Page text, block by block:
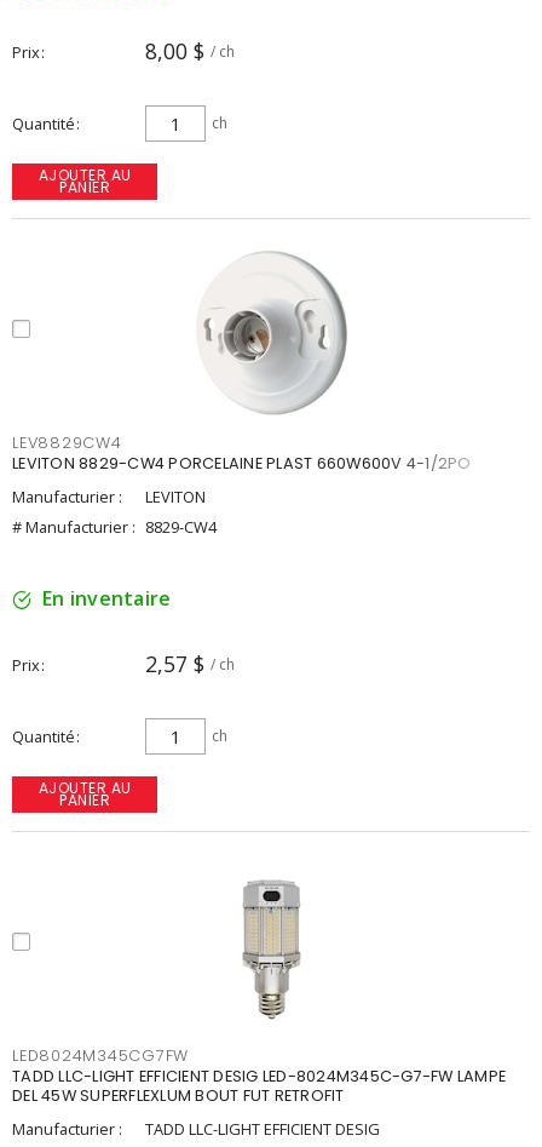
Prix 8,00 $ / ch
Quantité ch
AJOUTER AU
PANIER
LEV8829CW4
LEVITON 8829-CW4 PORCELAINE PLAST 660W600V 4-1/2PO
Manufacturier :
LEVITON
# Manufacturier : 8829-CW4
En inventaire
Prix 2,57 $ / ch
Quantité ch
AJOUTER AU
PANIER
LED8024M345CG7FW
TADD LLC-LIGHT EFFICIENT DESIG LED-8024M345C-G7-FW LAMPE
DEL 45W SUPERFLEXLUM BOUT FUT RETROFIT
Manufacturier :
TADD LLC-LIGHT EFFICIENT DESIG